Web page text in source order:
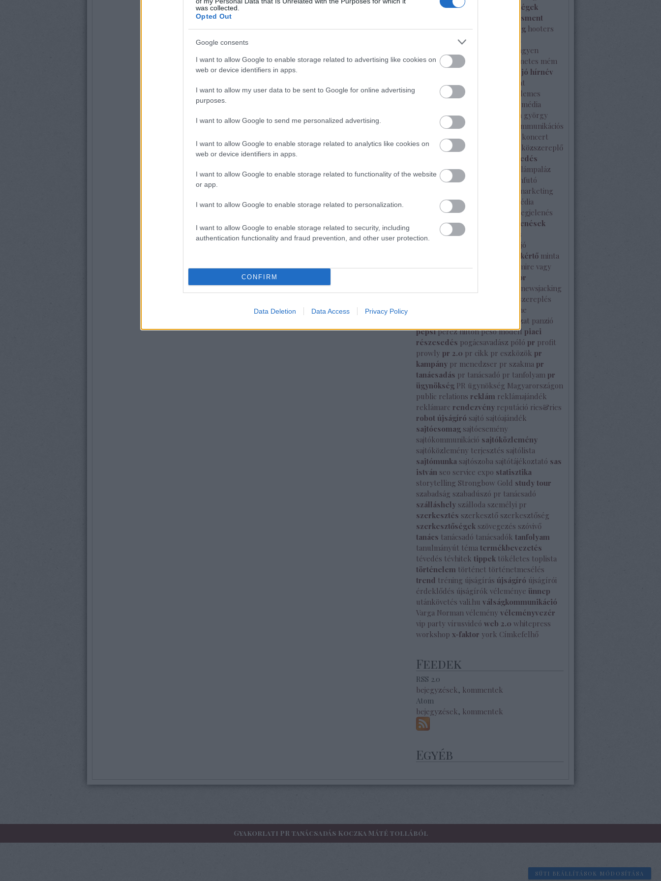
was collected.
Opted Out
Google consents
I want to allow Google to enable storage related to advertising like cookies on
web or device identifiers in apps.
I want to allow my user data to be sent to Google for online advertising
purposes.
I want to allow Google to send me personalized advertising.
I want to allow Google to enable storage related to analytics like cookies on
web or device identifiers in apps.
I want to allow Google to enable storage related to functionality of the website
or app.
I want to allow Google to enable storage related to personalization.
I want to allow Google to enable storage related to security, including
authentication functionality and fraud prevention, and other user protection.
CONFIRM
Data Deletion Data Access Privacy Policy
heineken hiba
hírességek
hírnévmenedzsment
hírtéma hírválogatás hitelesség hooters
Ice-Watch
ille olla
ingyen
ingyenes
interjú
internetes mém
jó hírnév
megsértése
kapcsolat
kapcsolatépítés
kellemes
kiérdemelt média
kiküldés kisvállalat
klapka györgy
koczka máté
kommunikáció
kommunikációs
stratégia kommunikációs terv
koncert
koronavírus
közösségi média
közszereplő
külföldi terjeszkedés
különbség különleges
lámpaláz
liszt ferenc tér
Londonfutó
marketing
marketing terv
média
médiahack médiahekk
médiamegjelenés
média bizottság
média megjelenések
megjelenés mém
mesterséges
milyen a jó
minősített szakértő minta
mozi mprsz Mutasd meg Te is mire vagy
nemzetközi pr
newsjacking
nyilvános szereplés
online
pályázat panzió
pepsi perez hilton peso modell piaci
részesedés pogácsavadász póló pr profit
prowly pr 2.0 pr cikk pr eszközök pr
kampány pr menedzser pr szakma pr
tanácsadás pr tanácsadó pr tanfolyam pr
ügynökség PR ügynökség Magyarországon
public relations reklám reklámajándék
reklámarc rendezvény reputáció ries&ries
robot újságíró sajtó sajtóajándék
sajtócsomag sajtóesemény
sajtókommunikáció sajtóközlemény
sajtóközlemény terjesztés sajtólista
sajtómunka sajtószoba sajtótájékoztató sas
istván seo service expo statisztika
storytelling Strongbow Gold study tour
szabadság szabadúszó pr tanácsadó
szálláshely szálloda személyi pr
szerkesztés szerkesztő szerkesztőség
szerkesztőségek szövegezés szóvivő
tanács tanácsadó tanácsadók tanfolyam
tanulmányút téma termékbevezetés
tévedés tévhitek tippek tökéletes toplista
történelem történet történetmesélés
trend tréning újságírás újságíró újságírói
érdeklődés újságírók véleménye ünnep
utánkövetés vali.hu válságkommunikáció
Varga Norman vélemény véleményvezér
vip party vírusvideó web 2.0 whitepress
workshop x-faktor york Címkefelhő
Feedek
RSS 2.0
bejegyzések, kommentek
Atom
bejegyzések, kommentek
Egyéb
Gyakorlati PR tanácsadás Koczka Máté tollából
SÜTI BEÁLLÍTÁSOK MÓDOSÍTÁSA